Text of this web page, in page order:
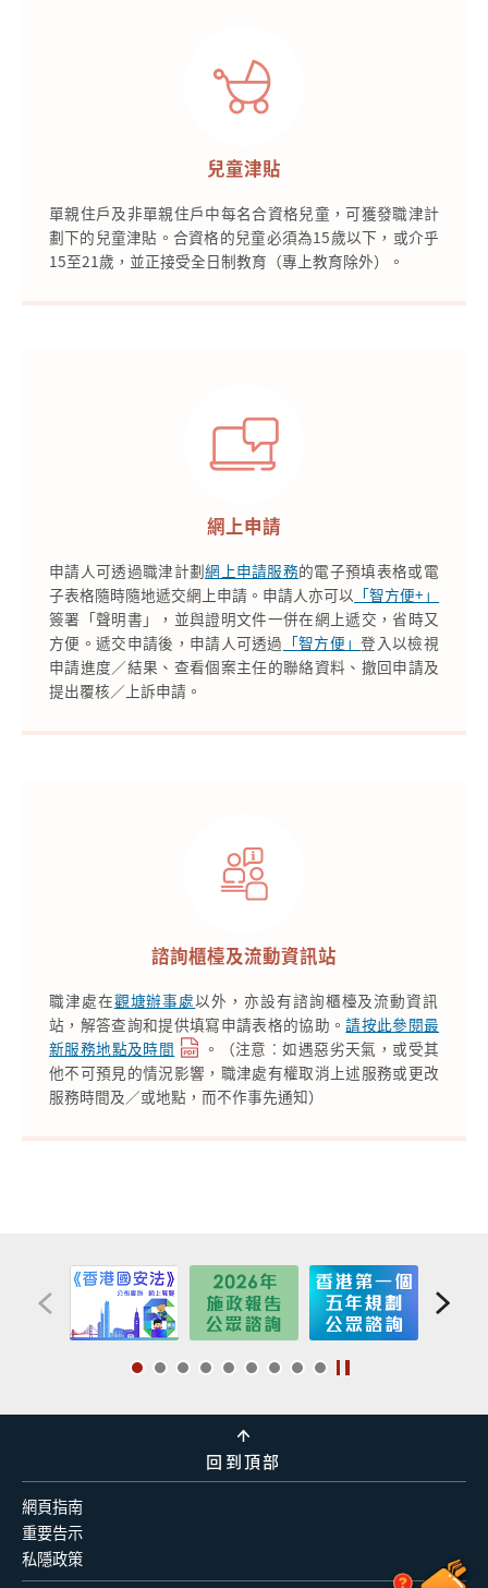
兒童津貼
單親住戶及非單親住戶中每名合資格兒童，可獲發職津計
劃下的兒童津貼。合資格的兒童必須為15歲以下，或介乎
15至21歲，並正接受全日制教育（專上教育除外）。
網上申請
申請人可透過職津計劃網上申請服務的電子預填表格或電
子表格隨時隨地遞交網上申請。申請人亦可以 「智方便+」
簽署「聲明書」，並與證明文件一併在網上遞交，省時又
方便。遞交申請後，申請人可透過 「智方便」登入以檢視
申請進度／結果、查看個案主任的聯絡資料、撤回申請及
提出覆核／上訴申請。
諮詢櫃檯及流動資訊站
職津處在觀塘辦事處以外，亦設有諮詢櫃檯及流動資訊
站，解答查詢和提供填寫申請表格的協助。請按此參閱最
新服務地點及時間
。（注意︰如遇惡劣天氣，或受其
他不可預見的情況影響，職津處有權取消上述服務或更改
服務時間及／或地點，而不作事先通知）
回到頂部
網頁指南
重要告示
私隱政策